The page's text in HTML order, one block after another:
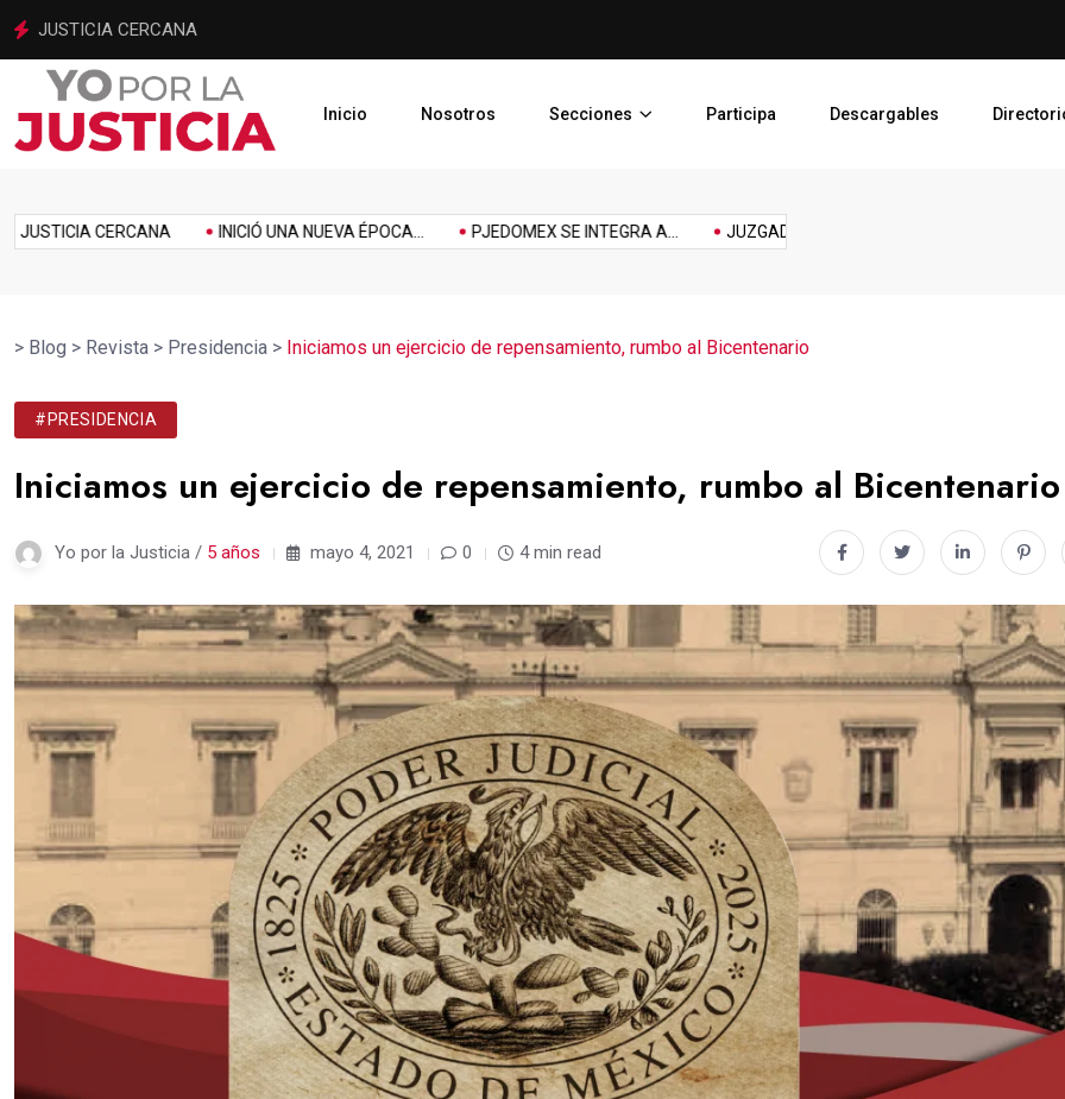
INICIÓ UNA NUEVA ÉPOCA PARA LA JUSTICIA MEXIQUENSE
Inicio Nosotros Secciones Participa Descargables
CERCANA INICIÓ UNA NUEVA ÉPOCA... PJEDOMEX SE INTEGRA A... JUZGADO LIBRE PARA PREVENIR,...
Homenaje Inclusión Innovación Link Music Politics
Reforma
laboral
Reto sports Tech
> Blog > Revista > Presidencia > Iniciamos un ejercicio de repensamiento, rumbo al Bicentenario
#PRESIDENCIA
Iniciamos un ejercicio de repensamiento, rumbo al Bicentenario
Yo por la Justicia / 5 años mayo 4, 2021 0 4 min read